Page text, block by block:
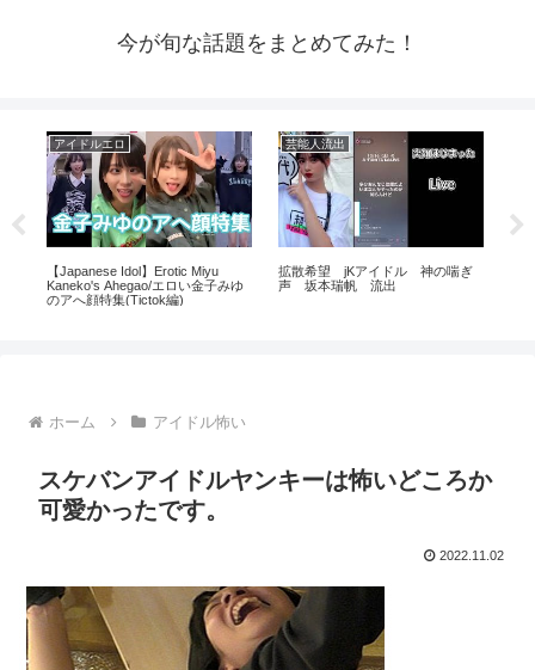
今が旬な話題をまとめてみた！
アイドルエロ
【Japanese Idol】Erotic Miyu
Kaneko's Ahegao/エロい金子みゆ
のアへ顔特集(Tictok編)
芸能人流出
拡散希望 jKアイドル 神の喘ぎ
声 坂本瑞帆 流出
ホーム アイドル怖い
スケバンアイドルヤンキーは怖いどころか
可愛かったです。
2022.11.02